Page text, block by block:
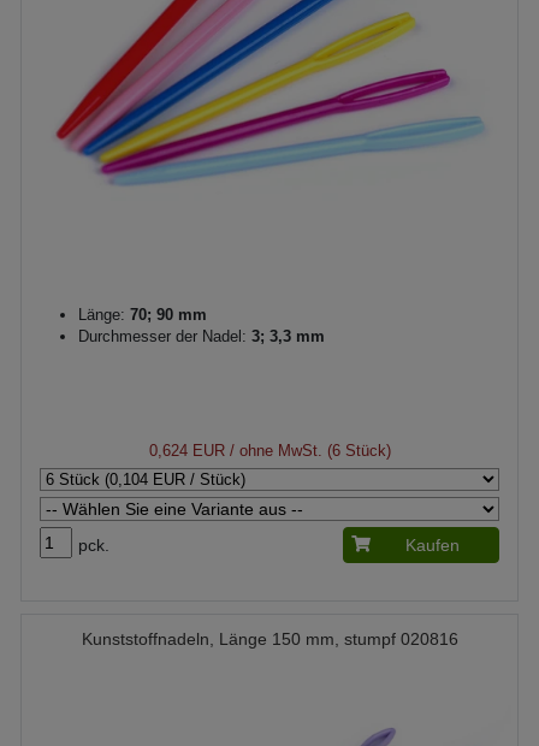
Länge: 70; 90 mm
Durchmesser der Nadel: 3; 3,3 mm
0,624 EUR/ ohne MwSt. (6 Stück)
pck. Kaufen
Kunststoffnadeln, Länge 150 mm, stumpf 020816